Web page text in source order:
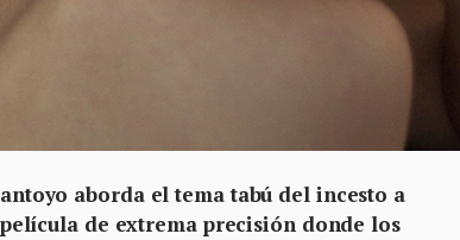
aborda el tema tabú del incesto a
de extrema precisión donde los